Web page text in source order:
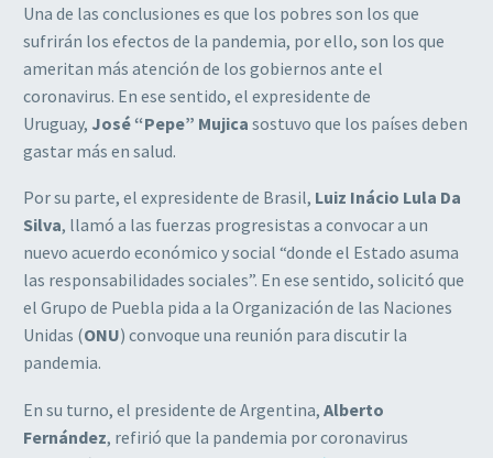
Una de las conclusiones es que los pobres son los que
sufrirán los efectos de la pandemia, por ello, son los que
ameritan más atención de los gobiernos ante el
coronavirus. En ese sentido, el expresidente de
Uruguay, José “Pepe” Mujica sostuvo que los países deben
gastar más en salud.
Por su parte, el expresidente de Brasil, Luiz Inácio Lula Da
Silva, llamó a las fuerzas progresistas a convocar a un
nuevo acuerdo económico y social “donde el Estado asuma
las responsabilidades sociales”. En ese sentido, solicitó que
el Grupo de Puebla pida a la Organización de las Naciones
Unidas (ONU) convoque una reunión para discutir la
pandemia.
En su turno, el presidente de Argentina, Alberto
Fernández, refirió que la pandemia por coronavirus